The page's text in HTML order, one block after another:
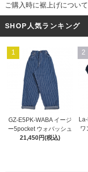
ご購入時に裾上げについて
SHOP人気ランキング
1
GZ-E5PK-WABA イージ
ー5pocket ウォバッシュ
21,450円(税込)
2
ワ